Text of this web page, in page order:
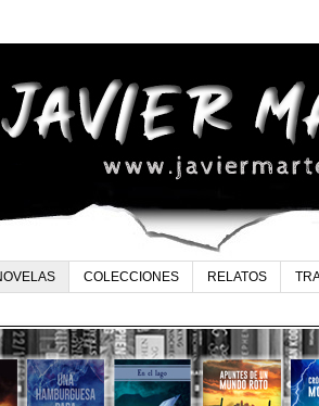
COLECCIONES RELATOS